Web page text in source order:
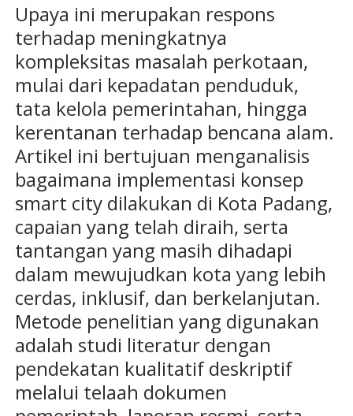
Upaya ini merupakan respons
terhadap meningkatnya
kompleksitas masalah perkotaan,
mulai dari kepadatan penduduk,
tata kelola pemerintahan, hingga
kerentanan terhadap bencana alam.
Artikel ini bertujuan menganalisis
bagaimana implementasi konsep
smart city dilakukan di Kota Padang,
capaian yang telah diraih, serta
tantangan yang masih dihadapi
dalam mewujudkan kota yang lebih
cerdas, inklusif, dan berkelanjutan.
Metode penelitian yang digunakan
adalah studi literatur dengan
pendekatan kualitatif deskriptif
melalui telaah dokumen